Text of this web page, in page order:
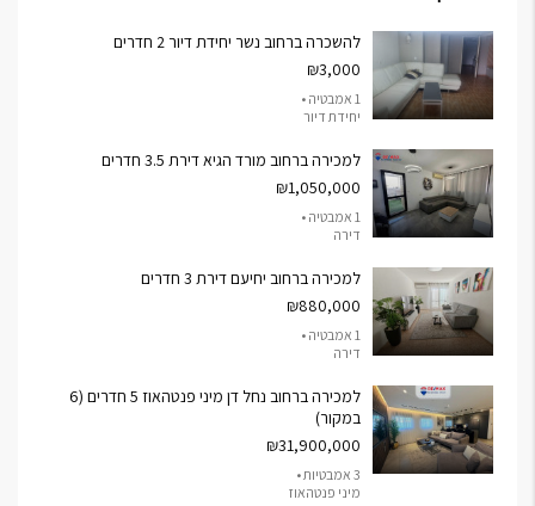
להשכרה ברחוב נשר יחידת דיור 2 חדרים
₪3,000
1 אמבטיה •
יחידת דיור
למכירה ברחוב מורד הגיא דירת 3.5 חדרים
₪1,050,000
1 אמבטיה •
דירה
למכירה ברחוב יחיעם דירת 3 חדרים
₪880,000
1 אמבטיה •
דירה
למכירה ברחוב נחל דן מיני פנטהאוז 5 חדרים (6
במקור)
₪31,900,000
3 אמבטיות •
מיני פנטהאוז